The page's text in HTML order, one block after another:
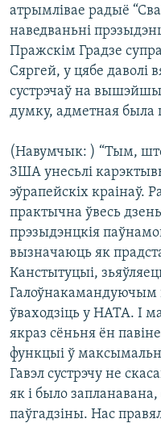
атрымлівае радыё
наведваньні
Пражскім Градзе
Сяргей, у цябе даволі
сустрэчаў на
думку, адметная была
(Навумчык: ) “Тым,
ЗША унесьлі
эўрапейскіх краінаў.
практычна ўвесь
прэзыдэнцкія
вызначаюць як
Канстытуцыі,
Галоўнакамандуючым
ўваходзіць у НАТА. І
якраз сёньня ён
функцыі ў
Гавэл сустрэчу не
як і было
паўгадзіны. Нас